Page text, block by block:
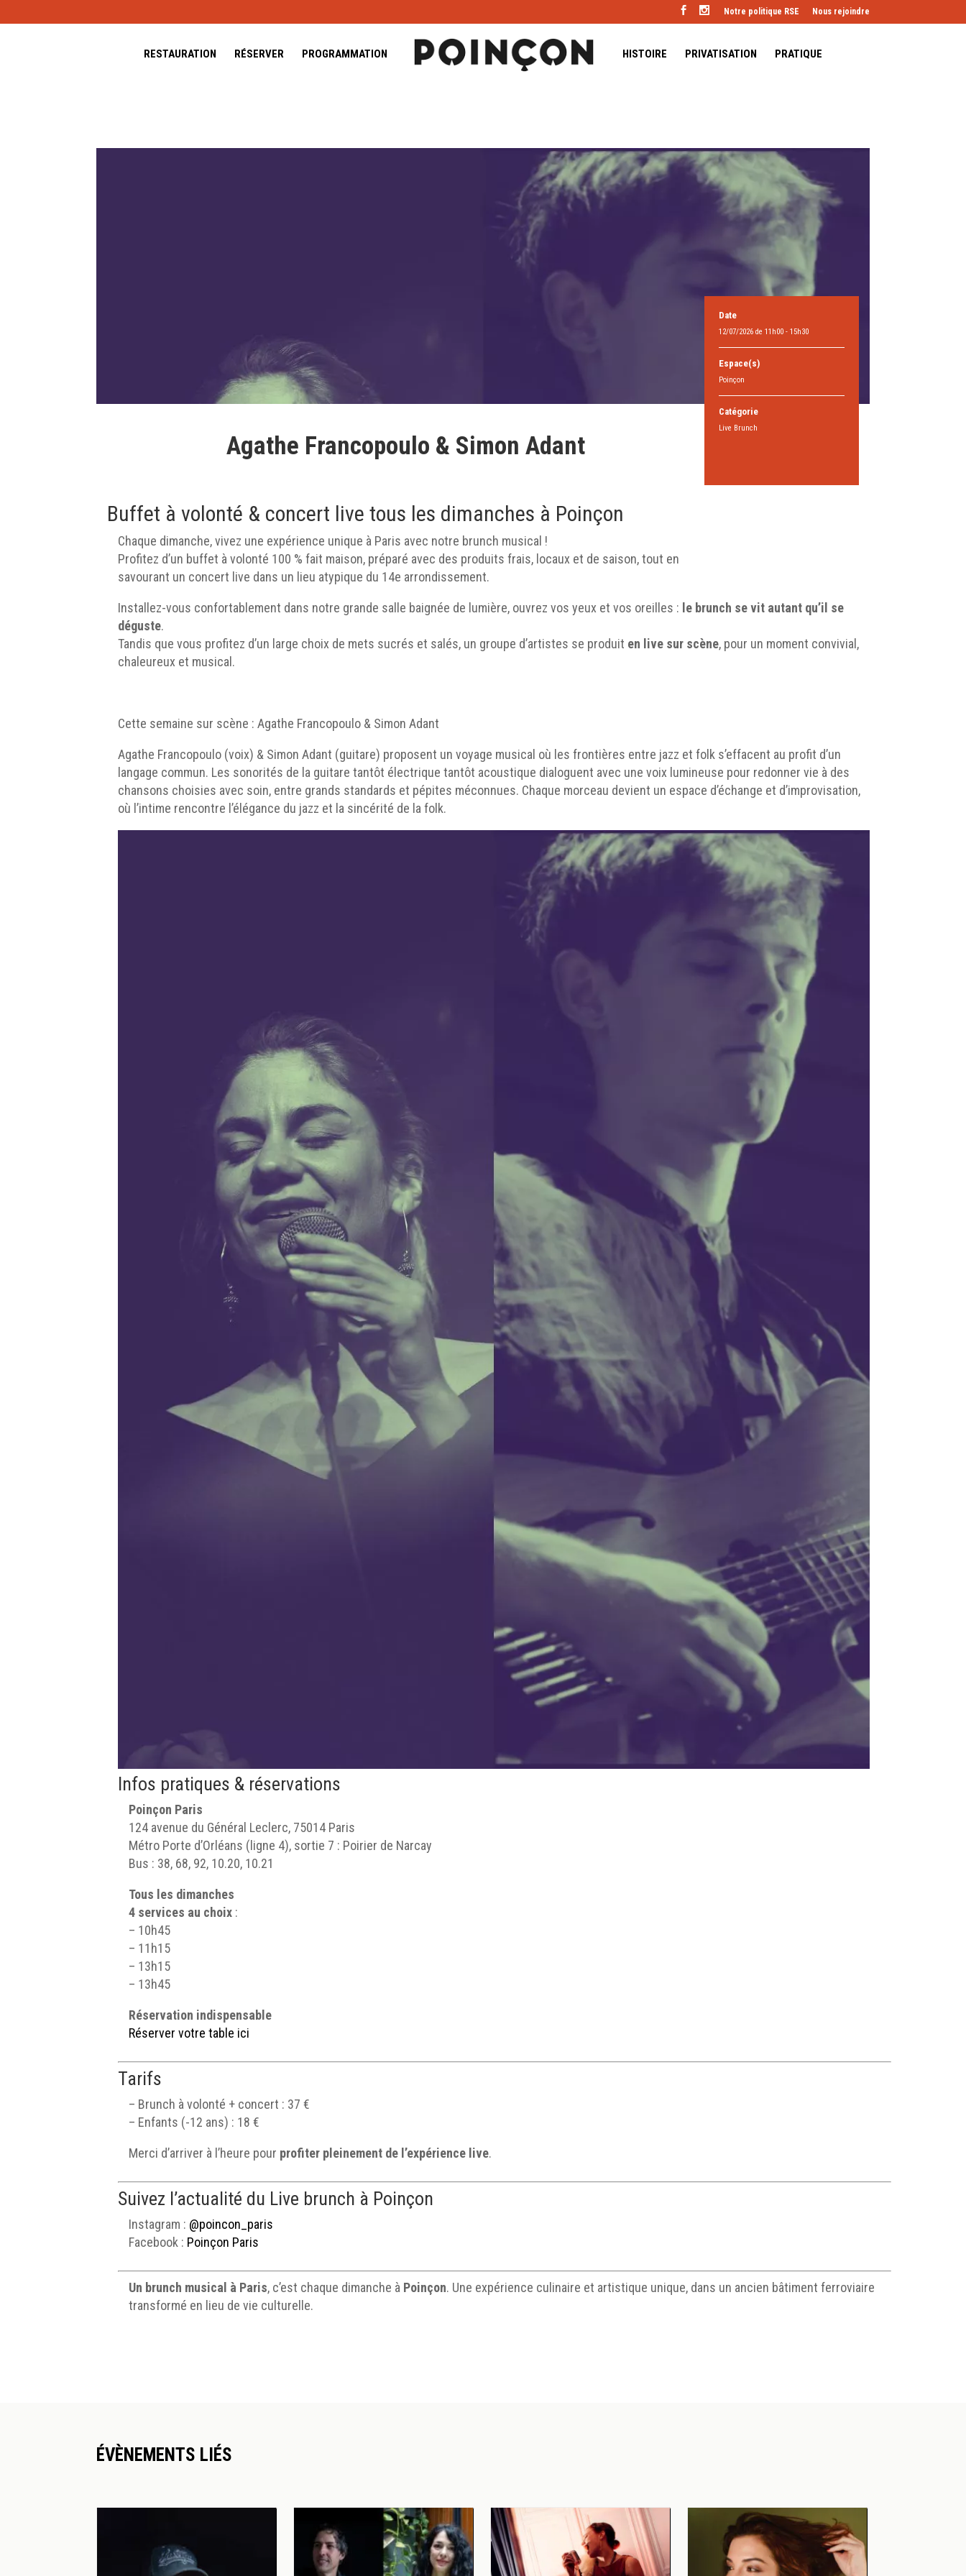
Notre politique RSE Nous rejoindre
RESTAURATION RÉSERVER PROGRAMMATION HISTOIRE PRIVATISATION PRATIQUE
Agathe Francopoulo & Simon Adant
Date
12/07/2026 de 11h00 - 15h30
Espace(s)
Poinçon
Catégorie
Live Brunch
Buffet à volonté & concert live tous les dimanches à Poinçon
Chaque dimanche, vivez une expérience unique à Paris avec notre brunch musical !
Profitez d’un buffet à volonté 100 % fait maison, préparé avec des produits frais, locaux et de saison, tout en
savourant un concert live dans un lieu atypique du 14e arrondissement.
Installez-vous confortablement dans notre grande salle baignée de lumière, ouvrez vos yeux et vos oreilles : le brunch se vit autant qu’il se
déguste.
Tandis que vous profitez d’un large choix de mets sucrés et salés, un groupe d’artistes se produit en live sur scène, pour un moment convivial,
chaleureux et musical.
Cette semaine sur scène : Agathe Francopoulo & Simon Adant
Agathe Francopoulo (voix) & Simon Adant (guitare) proposent un voyage musical où les frontières entre jazz et folk s’effacent au profit d’un
langage commun. Les sonorités de la guitare tantôt électrique tantôt acoustique dialoguent avec une voix lumineuse pour redonner vie à des
chansons choisies avec soin, entre grands standards et pépites méconnues. Chaque morceau devient un espace d’échange et d’improvisation,
où l’intime rencontre l’élégance du jazz et la sincérité de la folk.
Infos pratiques & réservations
Poinçon Paris
124 avenue du Général Leclerc, 75014 Paris
Métro Porte d’Orléans (ligne 4), sortie 7 : Poirier de Narcay
Bus : 38, 68, 92, 10.20, 10.21
Tous les dimanches
4 services au choix :
– 10h45
– 11h15
– 13h15
– 13h45
Réservation indispensable
Réserver votre table ici
Tarifs
– Brunch à volonté + concert : 37 €
– Enfants (-12 ans) : 18 €
Merci d’arriver à l’heure pour profiter pleinement de l’expérience live.
Suivez l’actualité du Live brunch à Poinçon
Instagram : @poincon_paris
Facebook : Poinçon Paris
Un brunch musical à Paris, c’est chaque dimanche à Poinçon. Une expérience culinaire et artistique unique, dans un ancien bâtiment ferroviaire
transformé en lieu de vie culturelle.
ÉVÈNEMENTS LIÉS